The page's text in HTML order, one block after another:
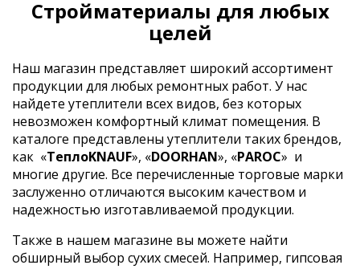
Стройматериалы для любых
целей
Наш магазин представляет широкий ассортимент
продукции для любых ремонтных работ. У нас
найдете утеплители всех видов, без которых
невозможен комфортный климат помещения. В
каталоге представлены утеплители таких брендов,
как «ТеплоKNAUF», «DOORHAN», «PAROC» и
многие другие. Все перечисленные торговые марки
заслуженно отличаются высоким качеством и
надежностью изготавливаемой продукции.
Также в нашем магазине вы можете найти
обширный выбор сухих смесей. Например, гипсовая